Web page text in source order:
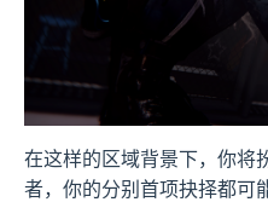
在这样的区域背景下，你将
者，你的分别首项抉择都可